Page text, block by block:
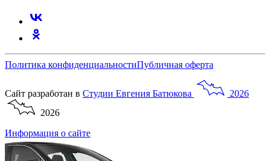
Политика конфиденциальностиПубличная оферта
Сайт разработан в Студии Евгения Батюкова
2026
2026
Информация о сайте